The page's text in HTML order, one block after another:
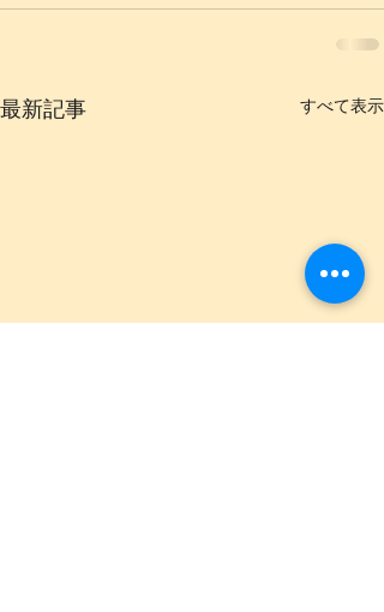
最新記事 すべて表示